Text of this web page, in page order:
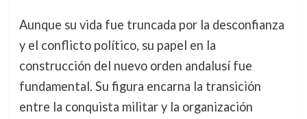
Aunque su vida fue truncada por la desconfianza
y el conflicto político, su papel en la
construcción del nuevo orden andalusí fue
fundamental. Su figura encarna la transición
entre la conquista militar y la organización